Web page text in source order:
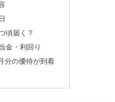
頃届く？
金・利回り
分の優待が到着